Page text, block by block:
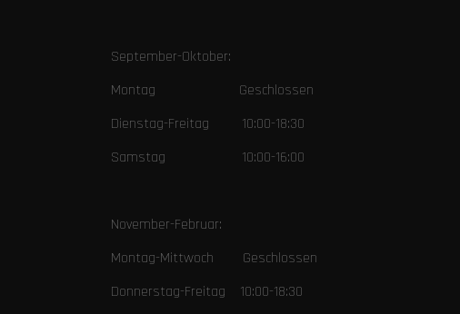
September-Oktober:
Montag Geschlossen
Dienstag-Freitag 10:00-18:30
Samstag 10:00-16:00
November-Februar:
Montag-Mittwoch Geschlossen
Donnerstag-Freitag 10:00-18:30